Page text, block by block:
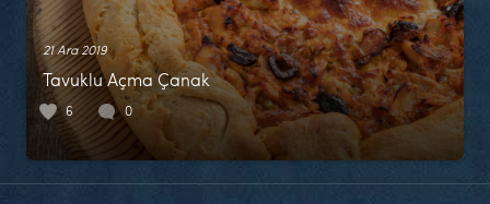
21 Ara 2019
Tavuklu Açma Çanak
6 0